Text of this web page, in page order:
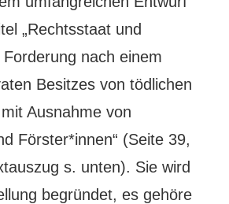
„Rechtsstaat und
Forderung nach einem
Besitzes von tödlichen
Ausnahme von
Förster*innen“ (Seite 39,
s. unten). Sie wird
begründet, es gehöre